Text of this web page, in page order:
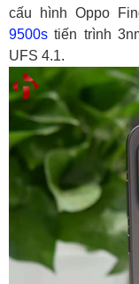
cấu hình Oppo
9500s tiến trình
UFS 4.1.